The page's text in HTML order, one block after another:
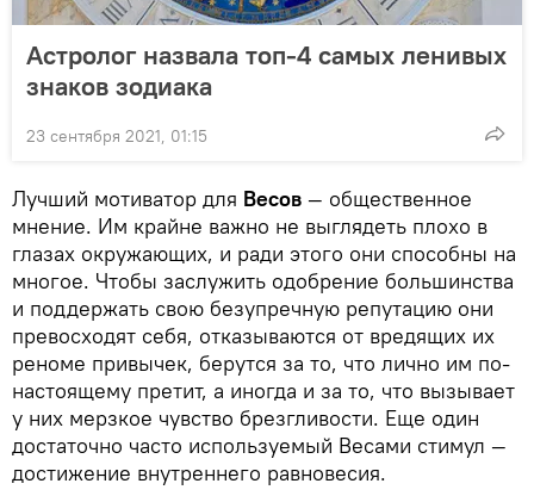
Астролог назвала топ-4 самых ленивых
знаков зодиака
23 сентября 2021, 01:15
Лучший мотиватор для Весов — общественное
мнение. Им крайне важно не выглядеть плохо в
глазах окружающих, и ради этого они способны на
многое. Чтобы заслужить одобрение большинства
и поддержать свою безупречную репутацию они
превосходят себя, отказываются от вредящих их
реноме привычек, берутся за то, что лично им по-
настоящему претит, а иногда и за то, что вызывает
у них мерзкое чувство брезгливости. Еще один
достаточно часто используемый Весами стимул —
достижение внутреннего равновесия.